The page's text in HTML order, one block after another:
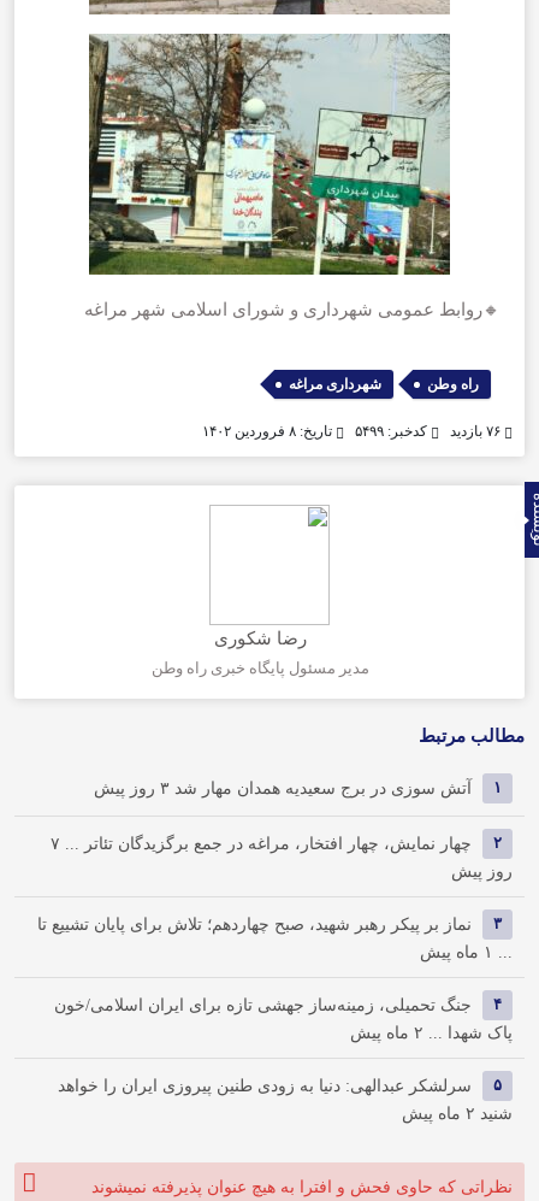
🔸روابط عمومی شهرداری و شورای اسلامی شهر مراغه
راه وطن , شهرداری مراغه
کدخبر: ۵۴۹۹ تاریخ: ۸ فروردین ۱۴۰۲
رضا شکوری
مدیر مسئول پایگاه خبری راه وطن
مطالب مرتبط
۱ آتش سوزی در برج سعیدیه همدان مهار شد ۳ روز پیش
۲ چهار نمایش، چهار افتخار، مراغه در جمع برگزیدگان تئاتر ... ۷
روز پیش
۳
نماز بر پیکر رهبر شهید، صبح چهاردهم؛ تلاش برای پایان تشییع تا
۱ ماه پیش
۴
جنگ تحمیلی، زمینه‌ساز جهشی تازه برای ایران اسلامی/خون
پاک شهدا ... ۲ ماه پیش
۵
سرلشکر عبدالهی: دنیا به زودی طنین پیروزی ایران را خواهد
شنید ۲ ماه پیش
نظراتی که حاوی فحش و افترا به هیچ عنوان پذیرفته نمیشوند